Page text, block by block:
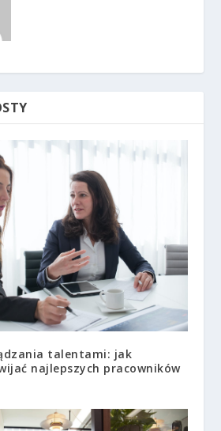
talentami: jak
najlepszych pracowników